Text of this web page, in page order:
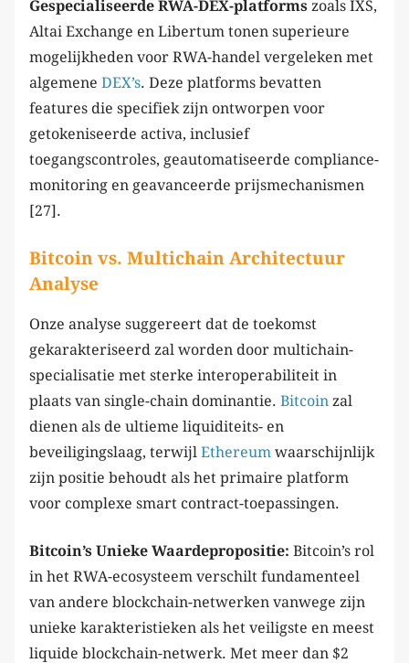
Gespecialiseerde RWA-DEX-platforms zoals IXS,
Altai Exchange en Libertum tonen superieure
mogelijkheden voor RWA-handel vergeleken met
algemene DEX’s. Deze platforms bevatten
features die specifiek zijn ontworpen voor
getokeniseerde activa, inclusief
toegangscontroles, geautomatiseerde compliance-
monitoring en geavanceerde prijsmechanismen
[27].
Bitcoin vs. Multichain Architectuur
Analyse
Onze analyse suggereert dat de toekomst
gekarakteriseerd zal worden door multichain-
specialisatie met sterke interoperabiliteit in
plaats van single-chain dominantie. Bitcoin zal
dienen als de ultieme liquiditeits- en
beveiligingslaag, terwijl Ethereum waarschijnlijk
zijn positie behoudt als het primaire platform
voor complexe smart contract-toepassingen.
Bitcoin’s Unieke Waardepropositie: Bitcoin’s rol
in het RWA-ecosysteem verschilt fundamenteel
van andere blockchain-netwerken vanwege zijn
unieke karakteristieken als het veiligste en meest
liquide blockchain-netwerk. Met meer dan $2